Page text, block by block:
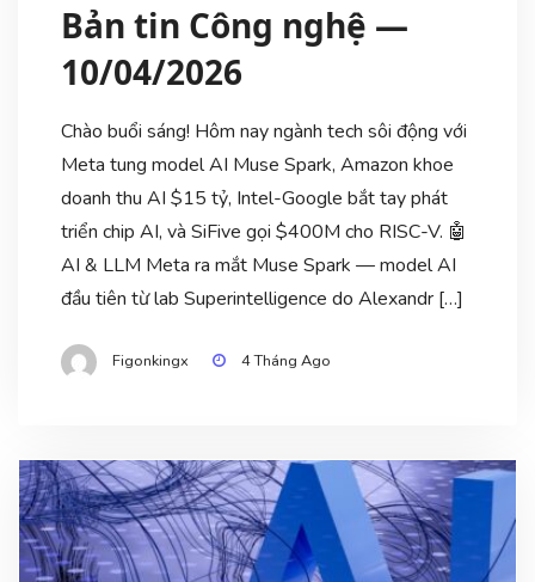
Bản tin Công nghệ —
10/04/2026
Chào buổi sáng! Hôm nay ngành tech sôi động với
Meta tung model AI Muse Spark, Amazon khoe
doanh thu AI $15 tỷ, Intel-Google bắt tay phát
triển chip AI, và SiFive gọi $400M cho RISC-V. 🤖
AI & LLM Meta ra mắt Muse Spark — model AI
đầu tiên từ lab Superintelligence do Alexandr […]
Figonkingx 4 Tháng Ago